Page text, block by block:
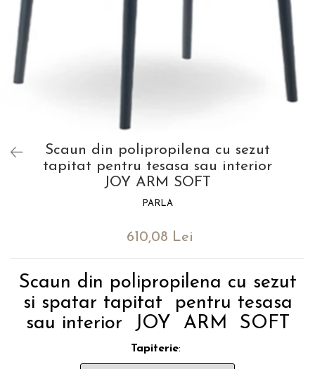
Scaun din polipropilena cu sezut
tapitat pentru tesasa sau interior
JOY ARM SOFT
PARLA
610,08 Lei
Scaun din polipropilena cu sezut
si spatar tapitat pentru tesasa
sau interior JOY ARM SOFT
Tapiterie: